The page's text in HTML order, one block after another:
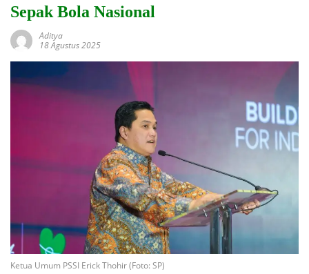
Sepak Bola Nasional
Aditya
18 Agustus 2025
Ketua Umum PSSI Erick Thohir (Foto: SP)